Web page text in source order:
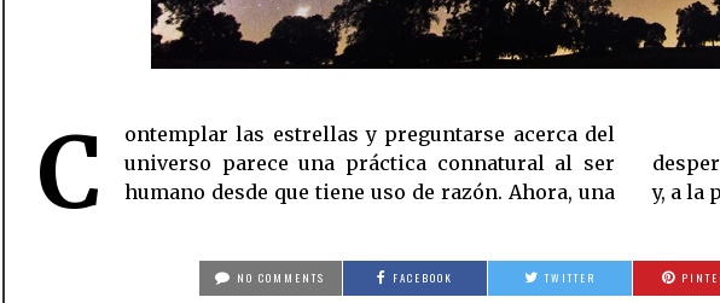
C
ontemplar las estrellas y preguntarse acerca del
universo parece una práctica connatural al ser
humano desde que tiene uso de razón. Ahora, una
iniciativa se está aprovechando de ello para
despertar más interés por la astronomía entre la sociedad
y, a la
NO COMMENTS FACEBOOK TWITTER